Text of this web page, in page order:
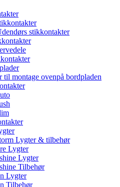
stikkontakter
til montage ovenpå bordpladen
Lygter & tilbehør
Lygter
Lygter
Tilbehør
Lygter
Tilbehør